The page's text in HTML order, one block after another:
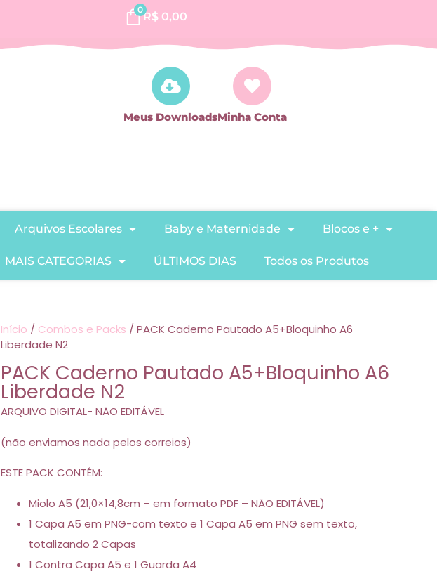
0
R$ 0,00
Meus DownloadsMinha Conta
Arquivos Escolares Baby e Maternidade Blocos e +
MAIS CATEGORIAS ÚLTIMOS DIAS Todos os Produtos
Início / Combos e Packs / PACK Caderno Pautado A5+Bloquinho A6
Liberdade N2
PACK Caderno Pautado A5+Bloquinho A6
Liberdade N2
ARQUIVO DIGITAL- NÃO EDITÁVEL
(não enviamos nada pelos correios)
ESTE PACK CONTÉM:
Miolo A5 (21,0×14,8cm – em formato PDF – NÃO EDITÁVEL)
1 Capa A5 em PNG-com texto e 1 Capa A5 em PNG sem texto,
totalizando 2 Capas
1 Contra Capa A5 e 1 Guarda A4